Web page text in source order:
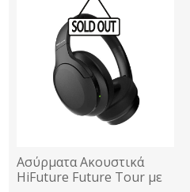
Ασύρματα Ακουστικά
HiFuture Future Tour με